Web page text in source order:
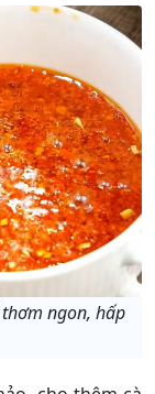
ngon, hấp